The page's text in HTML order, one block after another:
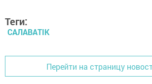
Теги:
САЛАВАTIK
Перейти на страницу